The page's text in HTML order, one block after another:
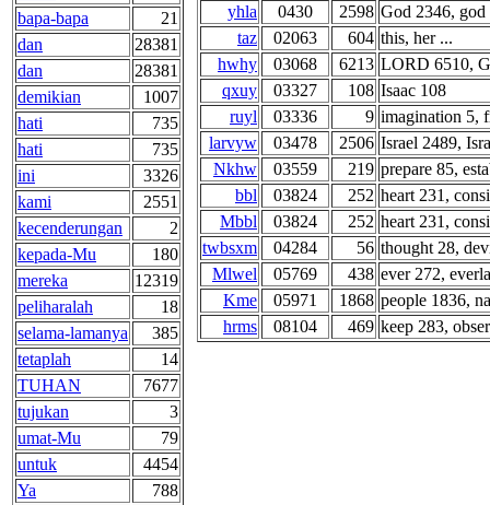
bapa-bapa
21
dan
28381
dan
28381
demikian
1007
hati
735
hati
735
ini
3326
kami
2551
kecenderungan
2
kepada-Mu
180
mereka
12319
peliharalah
18
selama-lamanya
385
tetaplah
14
TUHAN
7677
tujukan
3
umat-Mu
79
untuk
4454
Ya
788
yhla
0430 2598 God 2346, god
taz
02063 604 this, her ...
hwhy
03068 6213 LORD 6510,
qxuy
03327 108 Isaac 108
ruyl
03336 9 imagination 5,
larvyw
03478 2506 Israel 2489,
Nkhw
03559 219 prepare 85,
bbl
03824 252 heart 231,
Mbbl
03824 252 heart 231,
twbsxm
04284 56 thought 28,
Mlwel
05769 438 ever 272,
Kme
05971 1868 people 1836,
hrms
08104 469 keep 283,